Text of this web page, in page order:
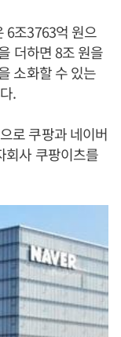
6조3763억 원으
더하면 8조 원을
소화할 수 있는
.
로 쿠팡과 네이버
회사 쿠팡이츠를